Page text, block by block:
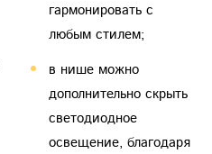
гармонировать с
любым стилем;
в нише можно
дополнительно скрыть
светодиодное
освещение, благодаря